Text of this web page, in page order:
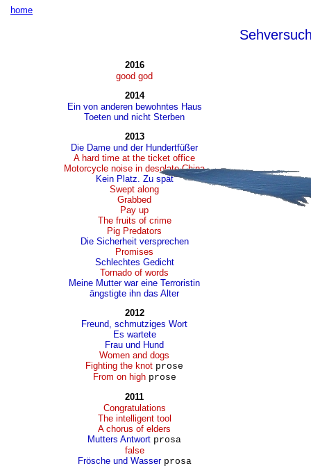
home
2016
good god
2014
Ein von anderen bewohntes Haus
Toeten und nicht Sterben
2013
Die Dame und der Hundertfüßer
A hard time at the ticket office
Motorcycle noise in desolate China
Kein Platz. Zu spät
Swept along
Grabbed
Pay up
The fruits of crime
Pig Predators
Die Sicherheit versprechen
Promises
Schlechtes Gedicht
Tornado of words
Meine Mutter war eine Terroristin
ängstigte ihn das Alter
2012
Freund, schmutziges Wort
Es wartete
Frau und Hund
Women and dogs
Fighting the knot prose
From on high prose
2011
Congratulations
The intelligent tool
A chorus of elders
Mutters Antwort prosa
false
Frösche und Wasser prosa